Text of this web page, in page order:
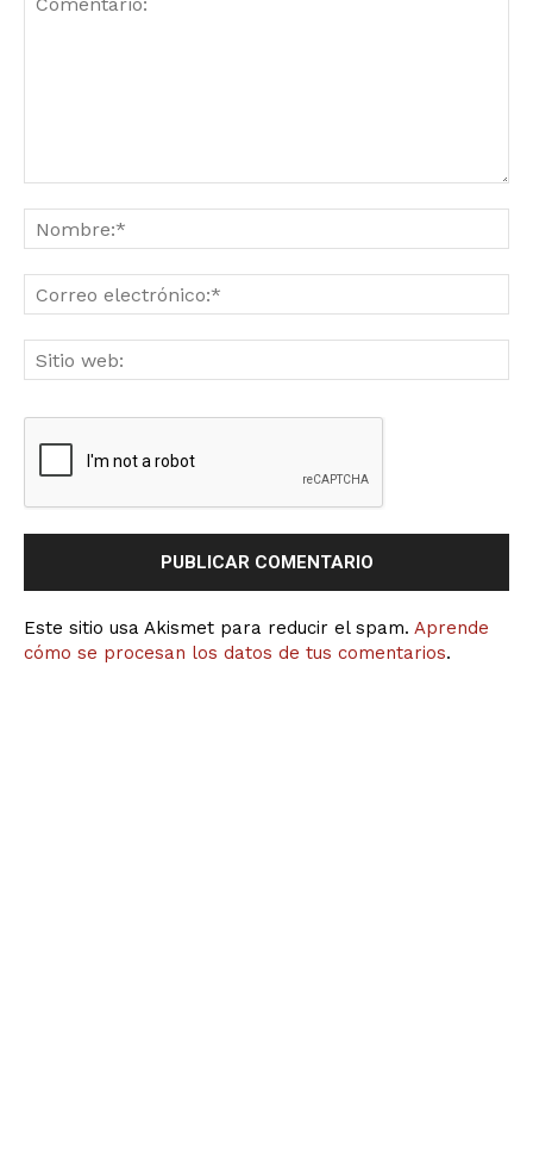
Este sitio usa Akismet para reducir el spam. Aprende
cómo se procesan los datos de tus comentarios.